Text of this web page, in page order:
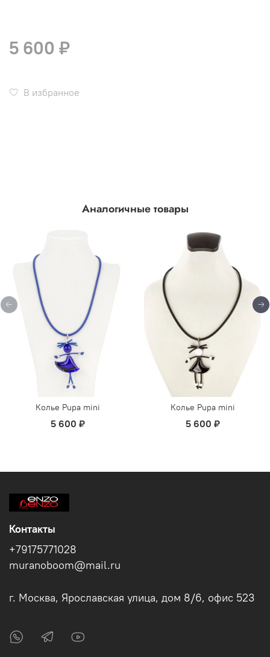
5 600 ₽
В избранное
Аналогичные товары
Колье Pupa mini
5 600 ₽
Колье Pupa mini
5 600 ₽
Контакты
+79175771028
muranoboom@mail.ru
г. Москва, Ярославская улица, дом 8/6, офис 523